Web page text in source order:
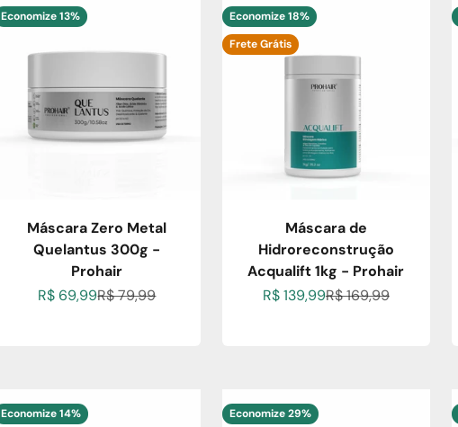
Economize 13%
Máscara Zero Metal
Quelantus 300g -
Prohair
Preço promocional
R$ 69,99Preço normal
R$ 79,99
Economize 18%
Frete Grátis
Máscara de
Hidroreconstrução
Acqualift 1kg - Prohair
Preço promocional
R$ 139,99Preço normal
R$ 169,99
Economize 14% Economize 29%